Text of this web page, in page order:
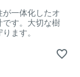
が一体化したオ
です。大切な樹
ます。